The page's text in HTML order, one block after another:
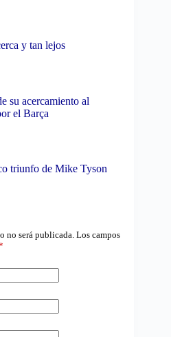
y tan lejos
su acercamiento al
el Barça
triunfo de Mike Tyson
no será publicada. Los campos